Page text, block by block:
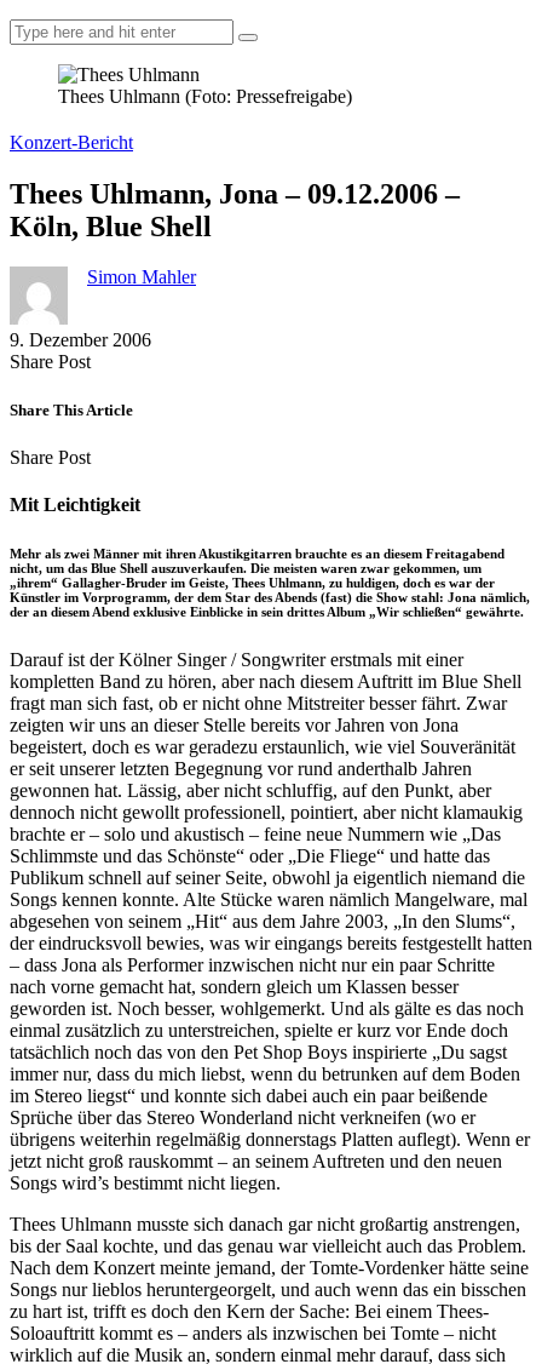
Thees Uhlmann (Foto: Pressefreigabe)
Konzert-Bericht
Thees Uhlmann, Jona – 09.12.2006 –
Köln, Blue Shell
Simon Mahler
9. Dezember 2006
Share PostShare
Facebook
Copy
to
Send
via
Share This Article
Share PostShare
Facebook
Copy
to
clipboard
Send
via
eMail
Mit Leichtigkeit
Mehr als zwei Männer mit ihren Akustikgitarren brauchte es an diesem Freitagabend
nicht, um das Blue Shell auszuverkaufen. Die meisten waren zwar gekommen, um
„ihrem“ Gallagher-Bruder im Geiste, Thees Uhlmann, zu huldigen, doch es war der
Künstler im Vorprogramm, der dem Star des Abends (fast) die Show stahl: Jona nämlich,
der an diesem Abend exklusive Einblicke in sein drittes Album „Wir schließen“ gewährte.
Darauf ist der Kölner Singer / Songwriter erstmals mit einer
kompletten Band zu hören, aber nach diesem Auftritt im Blue Shell
fragt man sich fast, ob er nicht ohne Mitstreiter besser fährt. Zwar
zeigten wir uns an dieser Stelle bereits vor Jahren von Jona
begeistert, doch es war geradezu erstaunlich, wie viel Souveränität
er seit unserer letzten Begegnung vor rund anderthalb Jahren
gewonnen hat. Lässig, aber nicht schluffig, auf den Punkt, aber
dennoch nicht gewollt professionell, pointiert, aber nicht klamaukig
brachte er – solo und akustisch – feine neue Nummern wie „Das
Schlimmste und das Schönste“ oder „Die Fliege“ und hatte das
Publikum schnell auf seiner Seite, obwohl ja eigentlich niemand die
Songs kennen konnte. Alte Stücke waren nämlich Mangelware, mal
abgesehen von seinem „Hit“ aus dem Jahre 2003, „In den Slums“,
der eindrucksvoll bewies, was wir eingangs bereits festgestellt hatten
– dass Jona als Performer inzwischen nicht nur ein paar Schritte
nach vorne gemacht hat, sondern gleich um Klassen besser
geworden ist. Noch besser, wohlgemerkt. Und als gälte es das noch
einmal zusätzlich zu unterstreichen, spielte er kurz vor Ende doch
tatsächlich noch das von den Pet Shop Boys inspirierte „Du sagst
immer nur, dass du mich liebst, wenn du betrunken auf dem Boden
im Stereo liegst“ und konnte sich dabei auch ein paar beißende
Sprüche über das Stereo Wonderland nicht verkneifen (wo er
übrigens weiterhin regelmäßig donnerstags Platten auflegt). Wenn er
jetzt nicht groß rauskommt – an seinem Auftreten und den neuen
Songs wird’s bestimmt nicht liegen.
Thees Uhlmann musste sich danach gar nicht großartig anstrengen,
bis der Saal kochte, und das genau war vielleicht auch das Problem.
Nach dem Konzert meinte jemand, der Tomte-Vordenker hätte seine
Songs nur lieblos heruntergeorgelt, und auch wenn das ein bisschen
zu hart ist, trifft es doch den Kern der Sache: Bei einem Thees-
Soloauftritt kommt es – anders als inzwischen bei Tomte – nicht
wirklich auf die Musik an, sondern einmal mehr darauf, dass sich